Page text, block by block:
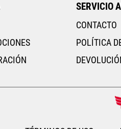
SERVICIO
CONTACTO
POLÍTICA